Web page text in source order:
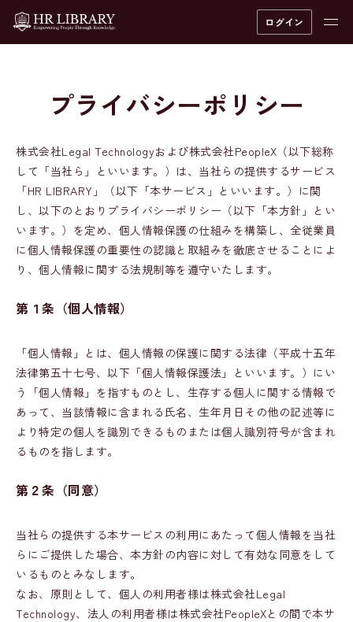
ログイン
プライバシーポリシー
株式会社Legal Technologyおよび株式会社PeopleX（以下総称
して「当社ら」といいます。）は、当社らの提供するサービス
「HR LIBRARY」（以下「本サービス」といいます。）に関
し、以下のとおりプライバシーポリシー（以下「本方針」とい
います。）を定め、個人情報保護の仕組みを構築し、全従業員
に個人情報保護の重要性の認識と取組みを徹底させることによ
り、個人情報に関する法規制等を遵守いたします。
第１条 （個人情報）
「個人情報」とは、個人情報の保護に関する法律（平成十五年
法律第五十七号、以下「個人情報保護法」といいます。）にい
う「個人情報」を指すものとし、生存する個人に関する情報で
あって、当該情報に含まれる氏名、生年月日その他の記述等に
より特定の個人を識別できるものまたは個人識別符号が含まれ
るものを指します。
第２条（同意）
当社らの提供する本サービスの利用にあたって個人情報を当社
らにご提供した場合、本方針の内容に対して有効な同意をして
いるものとみなします。
なお、原則として、個人の利用者様は株式会社Legal
Technology、法人の利用者様は株式会社PeopleXとの間で本サ